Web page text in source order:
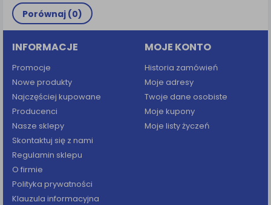
Porównaj (0)
INFORMACJE
Promocje
Nowe produkty
Najczęściej kupowane
Producenci
Nasze sklepy
Skontaktuj się z nami
Regulamin sklepu
O firmie
Polityka prywatności
Klauzula informacyjna
MOJE KONTO
Historia zamówień
Moje adresy
Twoje dane osobiste
Moje kupony
Moje listy życzeń